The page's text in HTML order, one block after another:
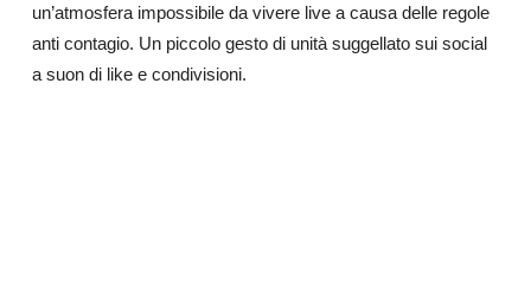
un’atmosfera impossibile da vivere live a causa delle regole
anti contagio. Un piccolo gesto di unità suggellato sui social
a suon di like e condivisioni.